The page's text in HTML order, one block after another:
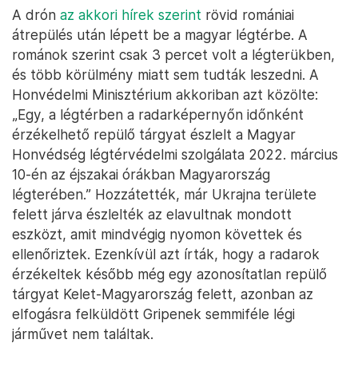
A drón az akkori hírek szerint rövid romániai
átrepülés után lépett be a magyar légtérbe. A
románok szerint csak 3 percet volt a légterükben,
és több körülmény miatt sem tudták leszedni. A
Honvédelmi Minisztérium akkoriban azt közölte:
„Egy, a légtérben a radarképernyőn időnként
érzékelhető repülő tárgyat észlelt a Magyar
Honvédség légtérvédelmi szolgálata 2022. március
10-én az éjszakai órákban Magyarország
légterében.” Hozzátették, már Ukrajna területe
felett járva észlelték az elavultnak mondott
eszközt, amit mindvégig nyomon követtek és
ellenőriztek. Ezenkívül azt írták, hogy a radarok
érzékeltek később még egy azonosítatlan repülő
tárgyat Kelet-Magyarország felett, azonban az
elfogásra felküldött Gripenek semmiféle légi
járművet nem találtak.